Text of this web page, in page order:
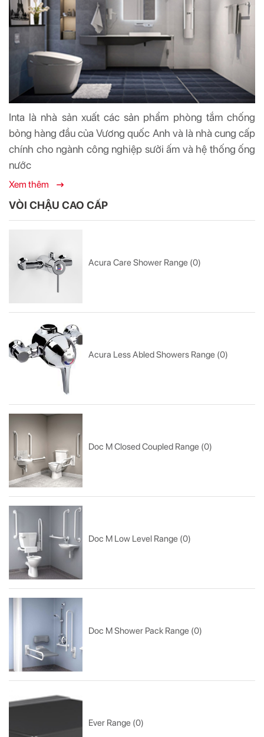
Inta là nhà sản xuất các sản phẩm phòng tắm chống
bỏng hàng đầu của Vương quốc Anh và là nhà cung cấp
chính cho ngành công nghiệp sưởi ấm và hệ thống ống
nước
Xem thêm
VÒI CHẬU CAO CẤP
Acura Care Shower Range (0)
Acura Less Abled Showers Range (0)
Doc M Closed Coupled Range (0)
Doc M Low Level Range (0)
Doc M Shower Pack Range (0)
Ever Range (0)